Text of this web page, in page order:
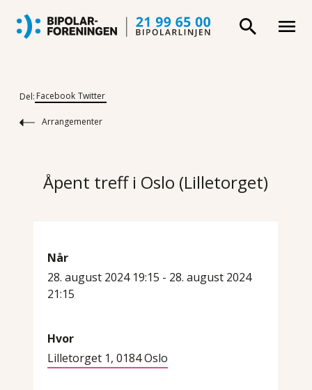
Del: Facebook Twitter
Arrangementer
Åpent treff i Oslo (Lilletorget)
Når
28. august 2024 19:15 - 28. august 2024
21:15
Hvor
Lilletorget 1, 0184 Oslo